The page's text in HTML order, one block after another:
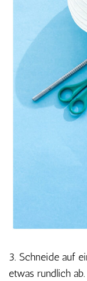
3. Schneide auf
etwas rundlich